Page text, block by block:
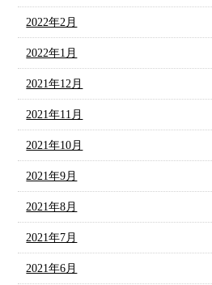
2022年2月
2022年1月
2021年12月
2021年11月
2021年10月
2021年9月
2021年8月
2021年7月
2021年6月